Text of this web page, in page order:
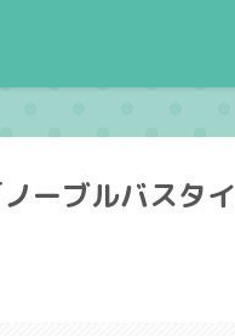
ーブルバスタイ